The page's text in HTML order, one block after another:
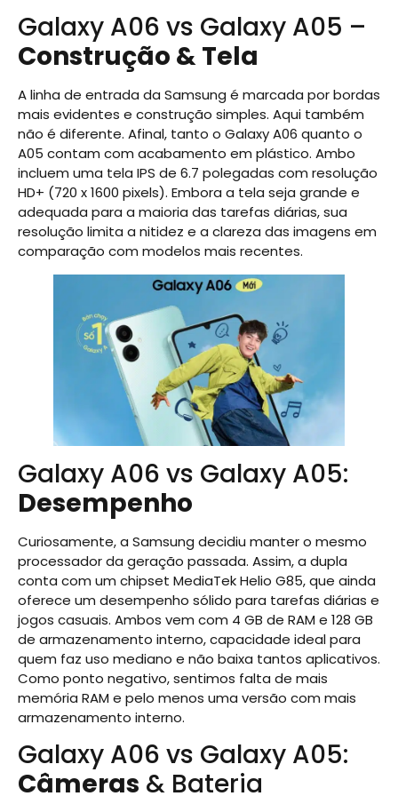
Galaxy A06 vs Galaxy A05 –
Construção & Tela
A linha de entrada da Samsung é marcada por bordas
mais evidentes e construção simples. Aqui também
não é diferente. Afinal, tanto o Galaxy A06 quanto o
A05 contam com acabamento em plástico. Ambo
incluem uma tela IPS de 6.7 polegadas com resolução
HD+ (720 x 1600 pixels). Embora a tela seja grande e
adequada para a maioria das tarefas diárias, sua
resolução limita a nitidez e a clareza das imagens em
comparação com modelos mais recentes.
Galaxy A06 vs Galaxy A05:
Desempenho
Curiosamente, a Samsung decidiu manter o mesmo
processador da geração passada. Assim, a dupla
conta com um chipset MediaTek Helio G85, que ainda
oferece um desempenho sólido para tarefas diárias e
jogos casuais. Ambos vem com 4 GB de RAM e 128 GB
de armazenamento interno, capacidade ideal para
quem faz uso mediano e não baixa tantos aplicativos.
Como ponto negativo, sentimos falta de mais
memória RAM e pelo menos uma versão com mais
armazenamento interno.
Galaxy A06 vs Galaxy A05:
Câmeras & Bateria